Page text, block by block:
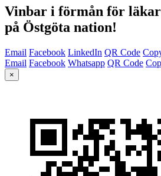
Vinbar i förmån för
på Östgöta nation!
Email Facebook LinkedIn QR Code
Email Facebook Whatsapp QR Code
×